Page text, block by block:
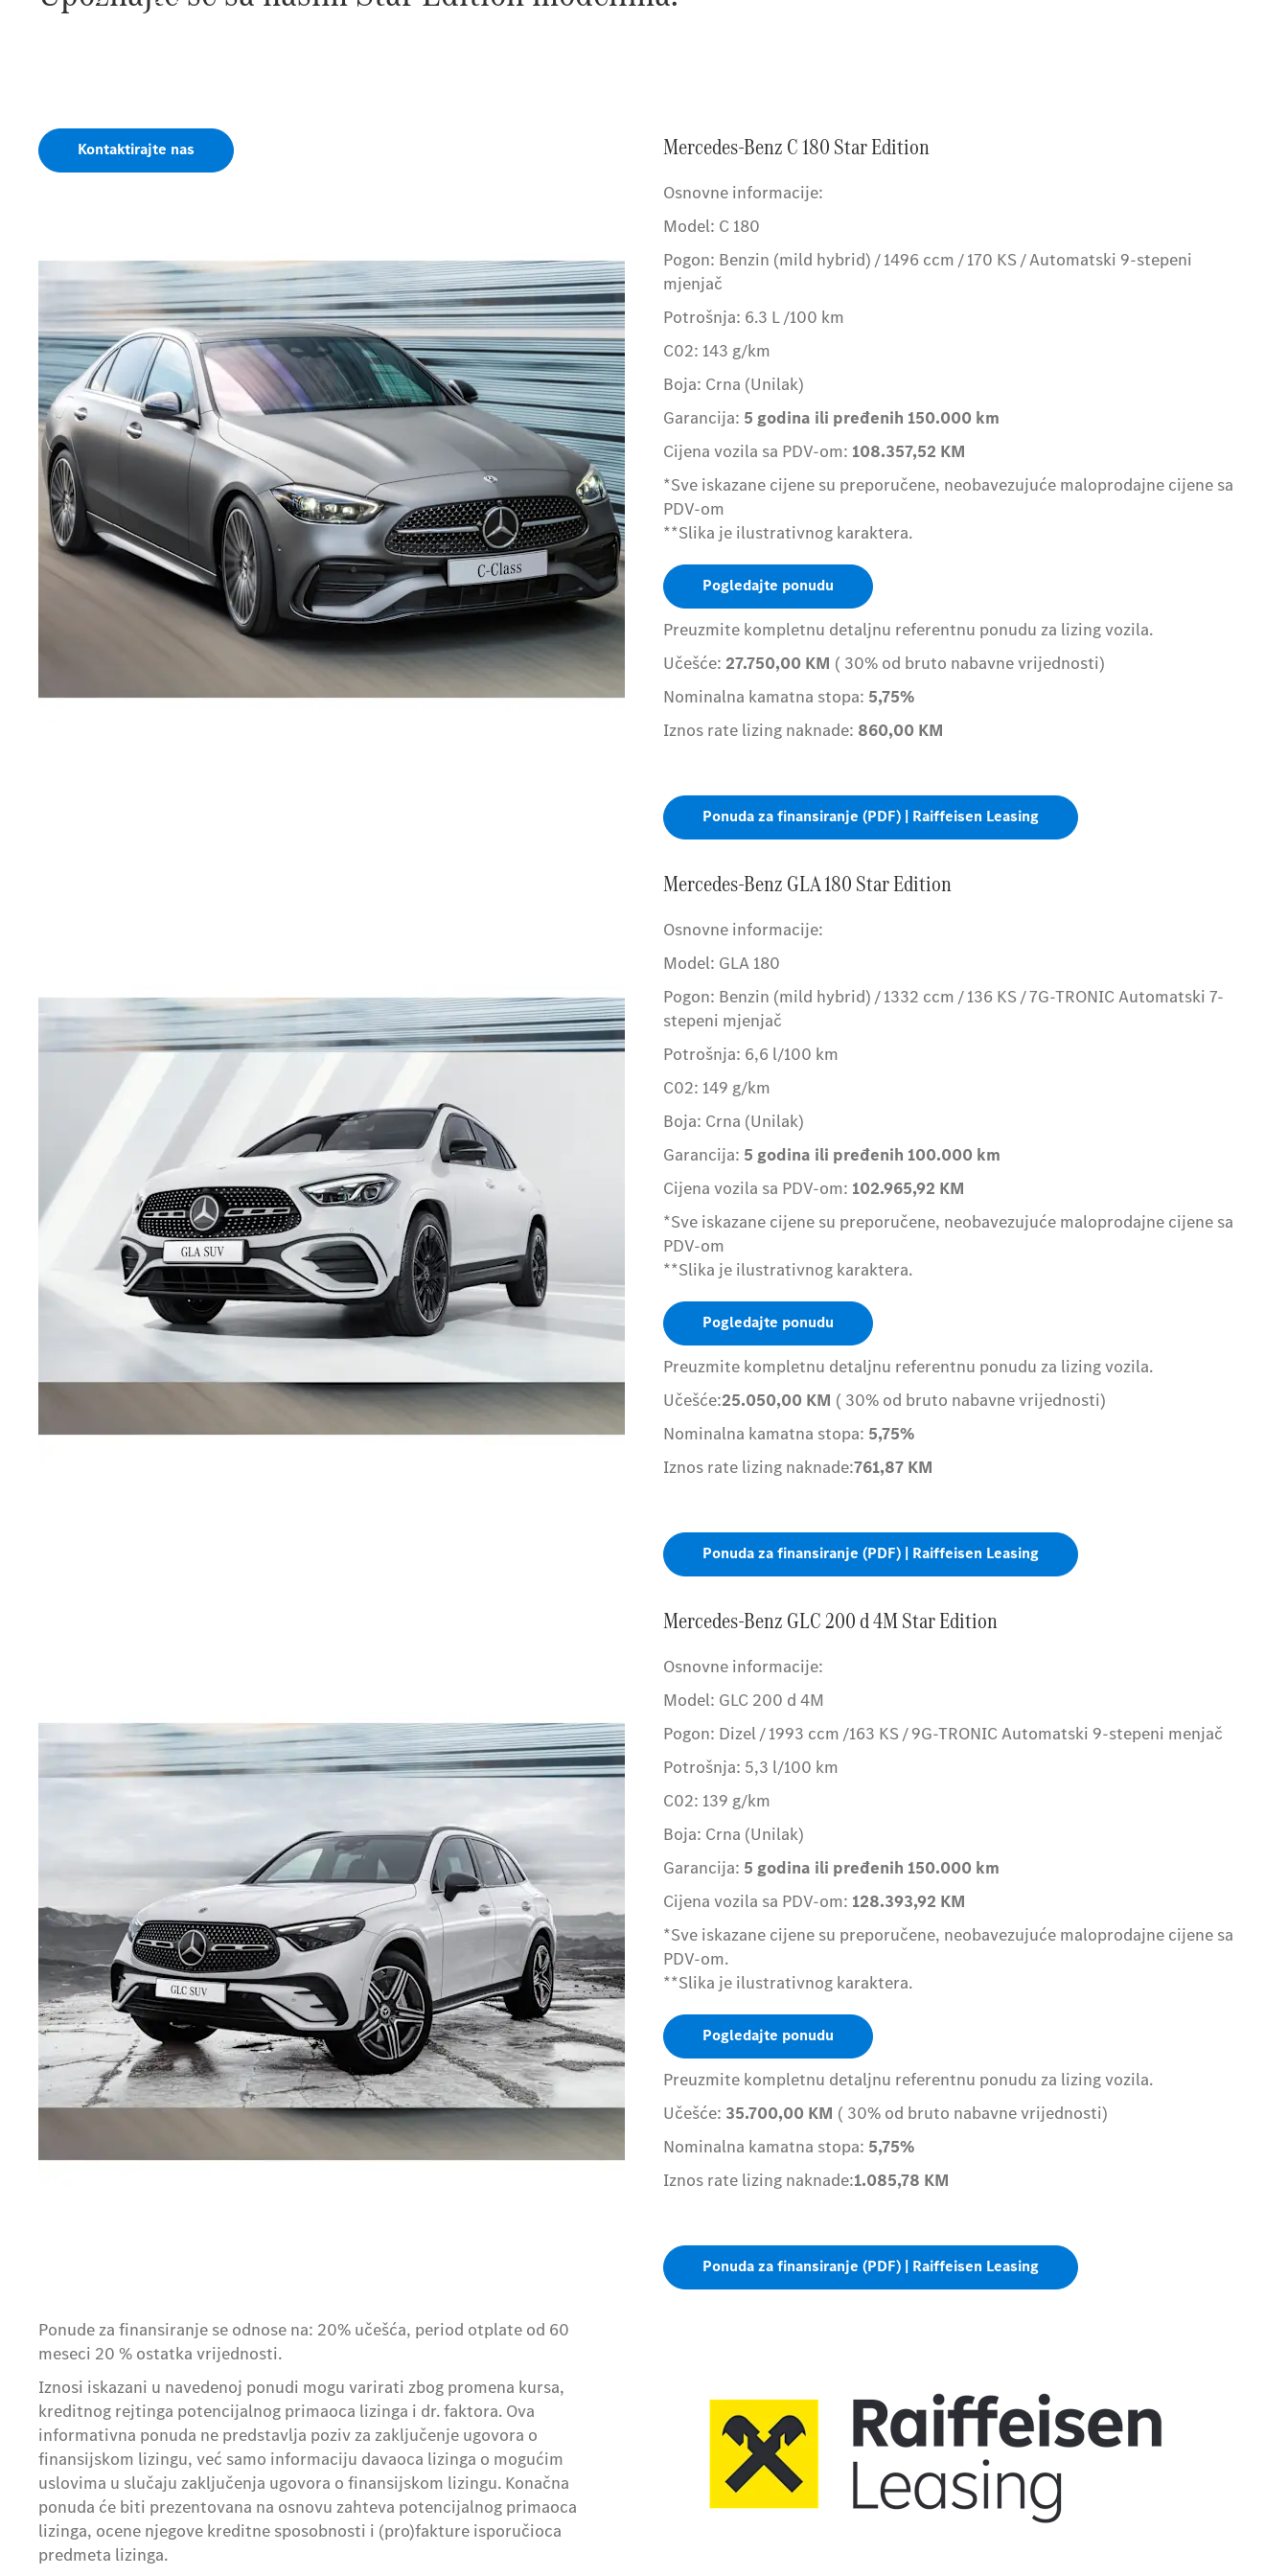
Kontaktirajte nas Mercedes-Benz C 180 Star Edition
Osnovne informacije:
Model: C 180
Pogon: Benzin (mild hybrid) / 1496 ccm / 170 KS / Automatski 9-stepeni
mjenjač
Potrošnja: 6.3 L /100 km
C02: 143 g/km
Boja: Crna (Unilak)
Garancija: 5 godina ili pređenih 150.000 km
Cijena vozila sa PDV-om: 108.357,52 KM
*Sve iskazane cijene su preporučene, neobavezujuće maloprodajne cijene sa
PDV-om
**Slika je ilustrativnog karaktera.
Pogledajte ponudu
Preuzmite kompletnu detaljnu referentnu ponudu za lizing vozila.
Učešće: 27.750,00 KM ( 30% od bruto nabavne vrijednosti)
Nominalna kamatna stopa: 5,75%
Iznos rate lizing naknade: 860,00 KM
Ponuda za finansiranje (PDF) | Raiffeisen Leasing
Mercedes-Benz GLA 180 Star Edition
Osnovne informacije:
Model: GLA 180
Pogon: Benzin (mild hybrid) / 1332 ccm / 136 KS / 7G-TRONIC Automatski 7-
stepeni mjenjač
Potrošnja: 6,6 l/100 km
C02: 149 g/km
Boja: Crna (Unilak)
Garancija: 5 godina ili pređenih 100.000 km
Cijena vozila sa PDV-om: 102.965,92 KM
*Sve iskazane cijene su preporučene, neobavezujuće maloprodajne cijene sa
PDV-om
**Slika je ilustrativnog karaktera.
Pogledajte ponudu
Preuzmite kompletnu detaljnu referentnu ponudu za lizing vozila.
Učešće:25.050,00 KM ( 30% od bruto nabavne vrijednosti)
Nominalna kamatna stopa: 5,75%
Iznos rate lizing naknade:761,87 KM
Ponuda za finansiranje (PDF) | Raiffeisen Leasing
Mercedes-Benz GLC 200 d 4M Star Edition
Osnovne informacije:
Model: GLC 200 d 4M
Pogon: Dizel / 1993 ccm /163 KS / 9G-TRONIC Automatski 9-stepeni menjač
Potrošnja: 5,3 l/100 km
C02: 139 g/km
Boja: Crna (Unilak)
Garancija: 5 godina ili pređenih 150.000 km
Cijena vozila sa PDV-om: 128.393,92 KM
*Sve iskazane cijene su preporučene, neobavezujuće maloprodajne cijene sa
PDV-om.
**Slika je ilustrativnog karaktera.
Pogledajte ponudu
Preuzmite kompletnu detaljnu referentnu ponudu za lizing vozila.
Učešće: 35.700,00 KM ( 30% od bruto nabavne vrijednosti)
Nominalna kamatna stopa: 5,75%
Iznos rate lizing naknade:1.085,78 KM
Ponuda za finansiranje (PDF) | Raiffeisen Leasing
Ponude za finansiranje se odnose na: 20% učešća, period otplate od 60
meseci 20 % ostatka vrijednosti.
Iznosi iskazani u navedenoj ponudi mogu varirati zbog promena kursa,
kreditnog rejtinga potencijalnog primaoca lizinga i dr. faktora. Ova
informativna ponuda ne predstavlja poziv za zaključenje ugovora o
finansijskom lizingu, već samo informaciju davaoca lizinga o mogućim
uslovima u slučaju zaključenja ugovora o finansijskom lizingu. Konačna
ponuda će biti prezentovana na osnovu zahteva potencijalnog primaoca
lizinga, ocene njegove kreditne sposobnosti i (pro)fakture isporučioca
predmeta lizinga.